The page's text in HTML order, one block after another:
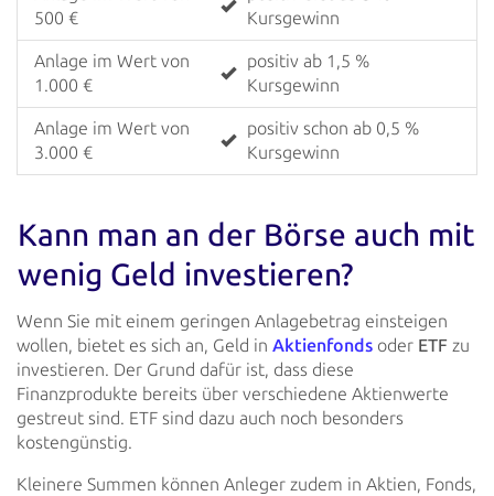
500 €
Kursgewinn
Anlage im Wert von
1.000 €
positiv ab 1,5 %
Kursgewinn
Anlage im Wert von
3.000 €
positiv schon ab 0,5 %
Kursgewinn
Kann man an der Börse auch mit
wenig Geld investieren?
Wenn Sie mit einem geringen Anlagebetrag einsteigen
wollen, bietet es sich an, Geld in Aktienfonds oder ETF zu
investieren. Der Grund dafür ist, dass diese
Finanzprodukte bereits über verschiedene Aktienwerte
gestreut sind. ETF sind dazu auch noch besonders
kostengünstig.
Kleinere Summen können Anleger zudem in Aktien, Fonds,